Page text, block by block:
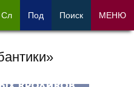
Сл Под Поиск МЕНЮ